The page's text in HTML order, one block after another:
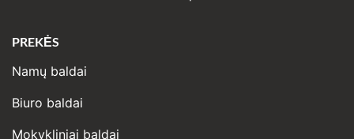
PREKĖS
Namų baldai
Biuro baldai
Mokykliniai baldai